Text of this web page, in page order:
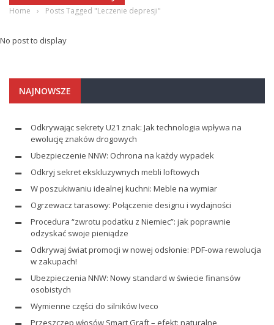
Home › Posts Tagged "Leczenie depresji"
No post to display
NAJNOWSZE
Odkrywając sekrety U21 znak: Jak technologia wpływa na
ewolucję znaków drogowych
Ubezpieczenie NNW: Ochrona na każdy wypadek
Odkryj sekret ekskluzywnych mebli loftowych
W poszukiwaniu idealnej kuchni: Meble na wymiar
Ogrzewacz tarasowy: Połączenie designu i wydajności
Procedura “zwrotu podatku z Niemiec”: jak poprawnie
odzyskać swoje pieniądze
Odkrywaj świat promocji w nowej odsłonie: PDF-owa rewolucja
w zakupach!
Ubezpieczenia NNW: Nowy standard w świecie finansów
osobistych
Wymienne części do silników Iveco
Przeszczep włosów Smart Graft – efekt: naturalne